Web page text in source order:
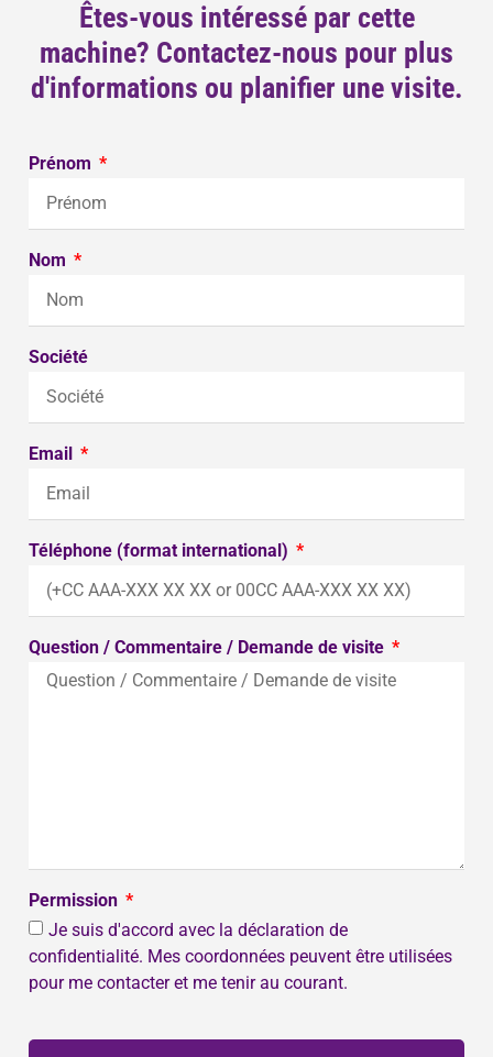
Êtes-vous intéressé par cette
machine? Contactez-nous pour plus
d'informations ou planifier une visite.
Prénom
Nom
Société
Email
Téléphone (format international)
Question / Commentaire / Demande de visite
Permission
Je suis d'accord avec la déclaration de
confidentialité. Mes coordonnées peuvent être utilisées
pour me contacter et me tenir au courant.